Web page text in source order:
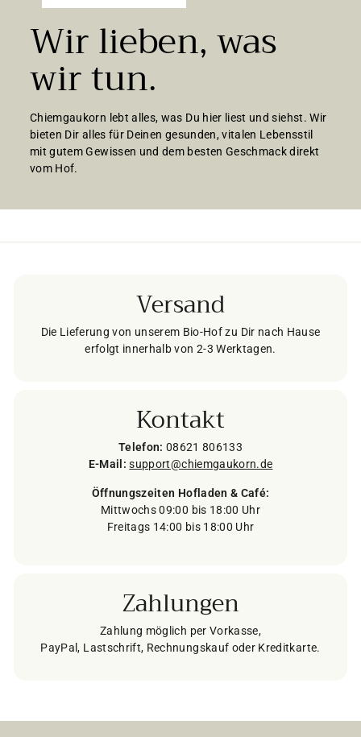
Wir lieben, was
wir tun.
Chiemgaukorn lebt alles, was Du hier liest und siehst. Wir
bieten Dir alles für Deinen gesunden, vitalen Lebensstil
mit gutem Gewissen und dem besten Geschmack direkt
vom Hof.
Versand
Die Lieferung von unserem Bio-Hof zu Dir nach Hause
erfolgt innerhalb von 2-3 Werktagen.
Kontakt
Telefon: 08621 806133
E-Mail: support@chiemgaukorn.de
Öffnungszeiten Hofladen & Café:
Mittwochs 09:00 bis 18:00 Uhr
Freitags 14:00 bis 18:00 Uhr
Zahlungen
Zahlung möglich per Vorkasse,
PayPal, Lastschrift, Rechnungskauf oder Kreditkarte.